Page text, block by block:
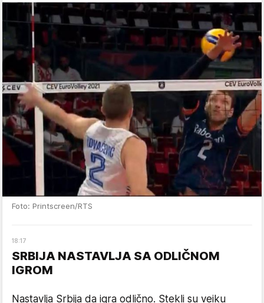
Foto: Printscreen/RTS
18:17
SRBIJA NASTAVLJA SA ODLIČNOM
IGROM
Nastavlja Srbija da igra odlično. Stekli su veiku